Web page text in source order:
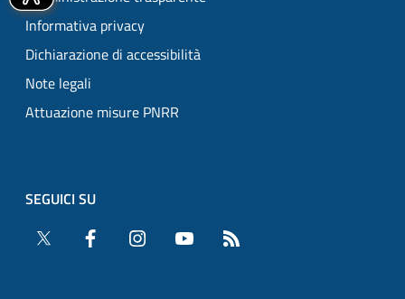
Informativa privacy
Dichiarazione di accessibilità
Note legali
Attuazione misure PNRR
SEGUICI SU
Twitter
Facebook Instagram YouTube